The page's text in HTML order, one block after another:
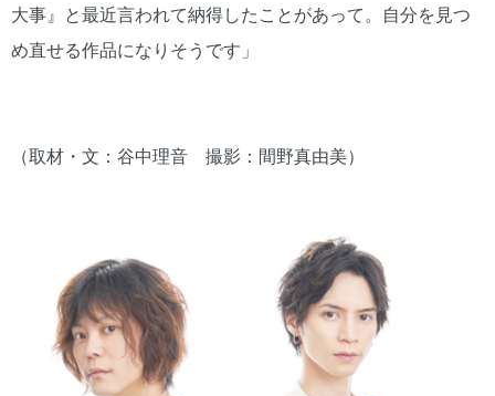
大事』と最近言われて納得したことがあって。自分を見つ
め直せる作品になりそうです」
（取材・文：谷中理音 撮影：間野真由美）